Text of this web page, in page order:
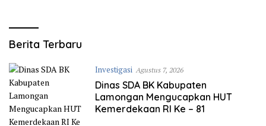
Kemerdekaan RI Ke – 81
Media
Berita Terbaru
Investigasi Agustus 7, 2026
Dinas SDA BK Kabupaten
Lamongan Mengucapkan HUT
Kemerdekaan RI Ke – 81